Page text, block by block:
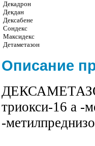
Декадрон
Декдан
Дексабене
Сондекс
Максидекс
Детаметазон
Описание
триокси-16 a -
-